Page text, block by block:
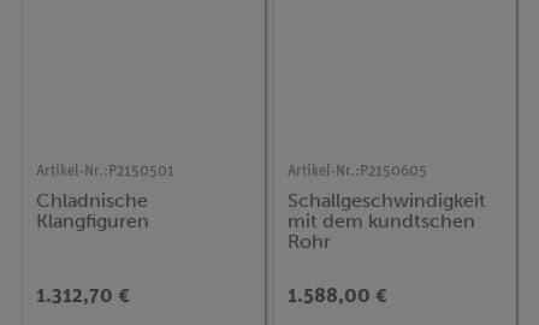
Artikel-Nr.: P2150501
Chladnische
Klangfiguren
1.312,70 €
Artikel-Nr.: P2150605
Schallgeschwindigkeit
mit dem kundtschen
Rohr
1.588,00 €